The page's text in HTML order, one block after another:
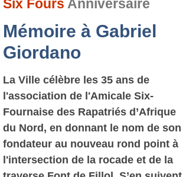
Six Fours Anniversaire
Mémoire à Gabriel
Giordano
La Ville célèbre les 35 ans de
l'association de l'Amicale Six-
Fournaise des Rapatriés d’Afrique
du Nord, en donnant le nom de son
fondateur au nouveau rond point à
l'intersection de la rocade et de la